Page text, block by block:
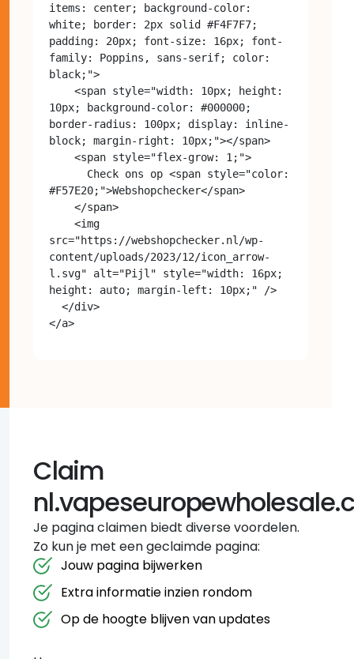
items: center; background-color:
white; border: 2px solid #F4F7F7;
padding: 20px; font-size: 16px; font-
family: Poppins, sans-serif; color:
black;">
10px; background-color: #000000;
border-radius: 100px; display: inline-
block; margin-right: 10px;"></span>
#F57E20;">Webshopchecker</span>
src="https://webshopchecker.nl/wp-
content/uploads/2023/12/icon_arrow-
l.svg" alt="Pijl" style="width: 16px;
height: auto; margin-left: 10px;" />
Claim
Je pagina claimen biedt diverse voordelen.
Zo kun je met een geclaimde pagina:
Jouw pagina bijwerken
Extra informatie inzien rondom
Op de hoogte blijven van updates